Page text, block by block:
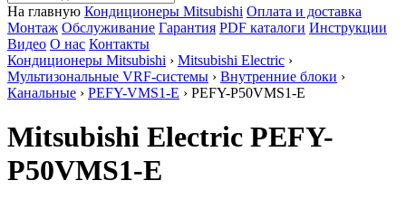
На главную Кондиционеры Mitsubishi Оплата и доставка
Монтаж Обслуживание Гарантия PDF каталоги Инструкции
Видео О нас Контакты
Кондиционеры Mitsubishi › Mitsubishi Electric ›
Мультизональные VRF-системы › Внутренние блоки ›
Канальные › PEFY-VMS1-E › PEFY-P50VMS1-E
Mitsubishi Electric PEFY-
P50VMS1-E